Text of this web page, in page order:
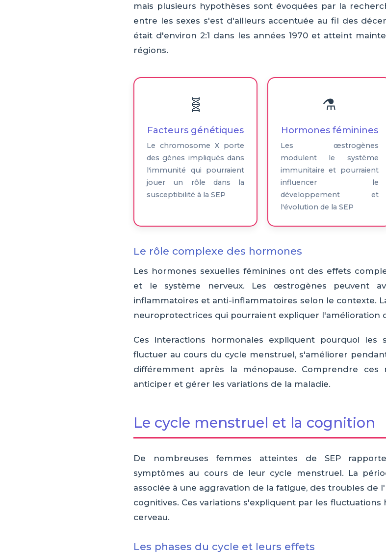
mais plusieurs hypothèses sont évoquées par la
entre les sexes s'est d'ailleurs accentuée au fil des
était d'environ 2:1 dans les années 1970 et atteint
régions.
🧬
Facteurs génétiques
Le chromosome X porte
des gènes impliqués dans
l'immunité qui pourraient
jouer un rôle dans la
susceptibilité à la SEP
⚗️
Hormones féminines
Les œstrogènes
modulent le système
immunitaire et pourraient
influencer le
développement et
l'évolution de la SEP
Le rôle complexe des hormones
Les hormones sexuelles féminines ont des effets
et le système nerveux. Les œstrogènes peuvent
inflammatoires et anti-inflammatoires selon le contexte.
neuroprotectrices qui pourraient expliquer l'amélioration
Ces interactions hormonales expliquent pourquoi les
fluctuer au cours du cycle menstruel, s'améliorer
différemment après la ménopause. Comprendre ces
anticiper et gérer les variations de la maladie.
Le cycle menstruel et la cognition
De nombreuses femmes atteintes de SEP
symptômes au cours de leur cycle menstruel. La
associée à une aggravation de la fatigue, des troubles
cognitives. Ces variations s'expliquent par les
cerveau.
Les phases du cycle et leurs effets